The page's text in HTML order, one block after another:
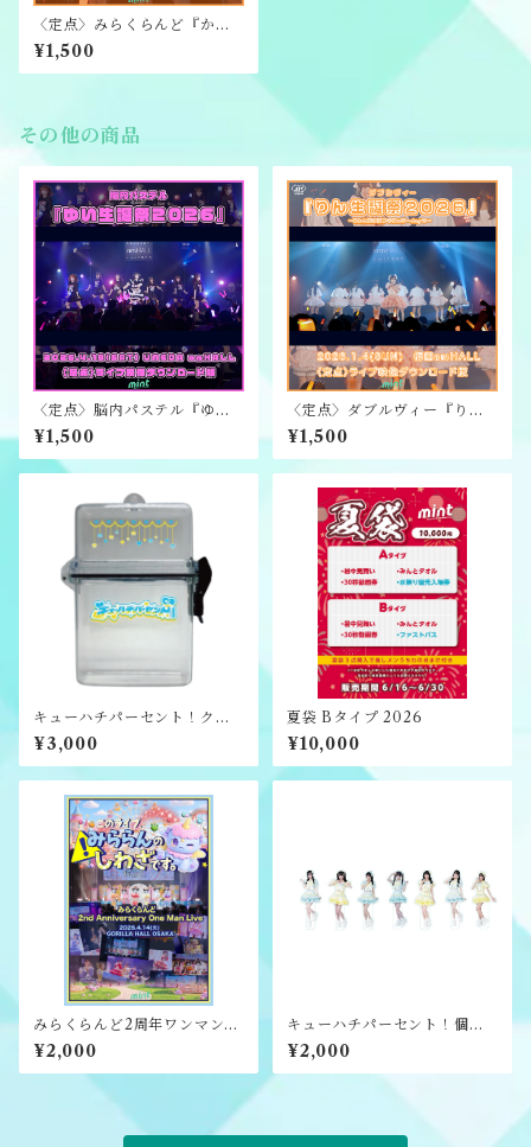
〈定点〉みらくらんど『かの
ん生誕祭2026』ライブ映像ダ
ウンロード版
¥1,500
その他の商品
〈定点〉脳内パステル『ゆい
生誕祭2026』ライブ映像ダウ
ンロード版
¥1,500
〈定点〉ダブルヴィー『りん
生誕祭2026』ライブ映像ダウ
ンロード版
¥1,500
キューハチパーセント！クリ
アロゴ特典券ケース
¥3,000
夏袋 Bタイプ 2026
¥10,000
みらくらんど2周年ワンマンラ
イブ映像ダウンロード版
¥2,000
キューハチパーセント！個別
アクリルスタンド
¥2,000